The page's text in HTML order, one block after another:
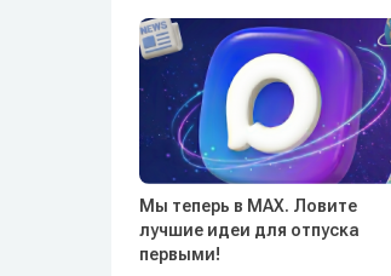
Мы теперь в MAX. Ловите
лучшие идеи для отпуска
первыми!